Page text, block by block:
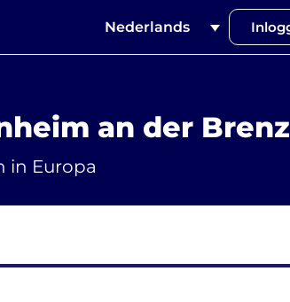
Nederlands
an der Brenz
in Europa